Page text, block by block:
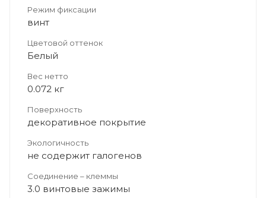
Режим фиксации
винт
Цветовой оттенок
Белый
Вес нетто
0.072 кг
Поверхность
декоративное покрытие
Экологичность
не содержит галогенов
Соединение – клеммы
3.0 винтовые зажимы